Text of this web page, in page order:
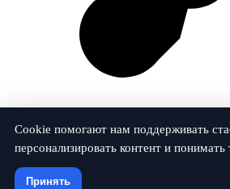
Cookie помогают нам поддерживать
персонализировать контент и понимать
Принять